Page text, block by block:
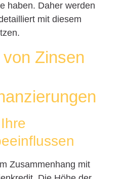
haben. Daher werden
mit diesem
Zinsen
Zusammenhang mit